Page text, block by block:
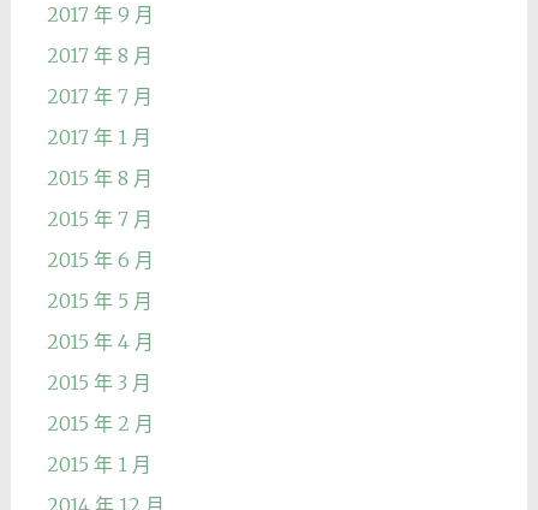
2017 年 9 月
2017 年 8 月
2017 年 7 月
2017 年 1 月
2015 年 8 月
2015 年 7 月
2015 年 6 月
2015 年 5 月
2015 年 4 月
2015 年 3 月
2015 年 2 月
2015 年 1 月
2014 年 12 月